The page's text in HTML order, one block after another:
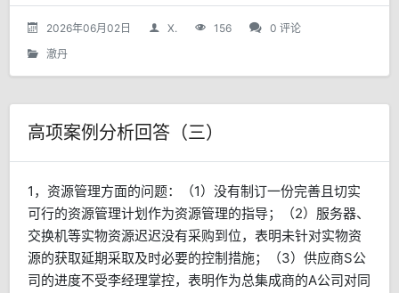
2026年06月02日 X. 156
0 评论
澈丹
高项案例分析回答（三）
1，资源管理方面的问题：（1）没有制订一份完善且切实
可行的资源管理计划作为资源管理的指导；（2）服务器、
交换机等实物资源迟迟没有采购到位，表明未针对实物资
源的获取延期采取及时必要的控制措施；（3）供应商S公
司的进度不受李经理掌控，表明作为总集成商的A公司对同